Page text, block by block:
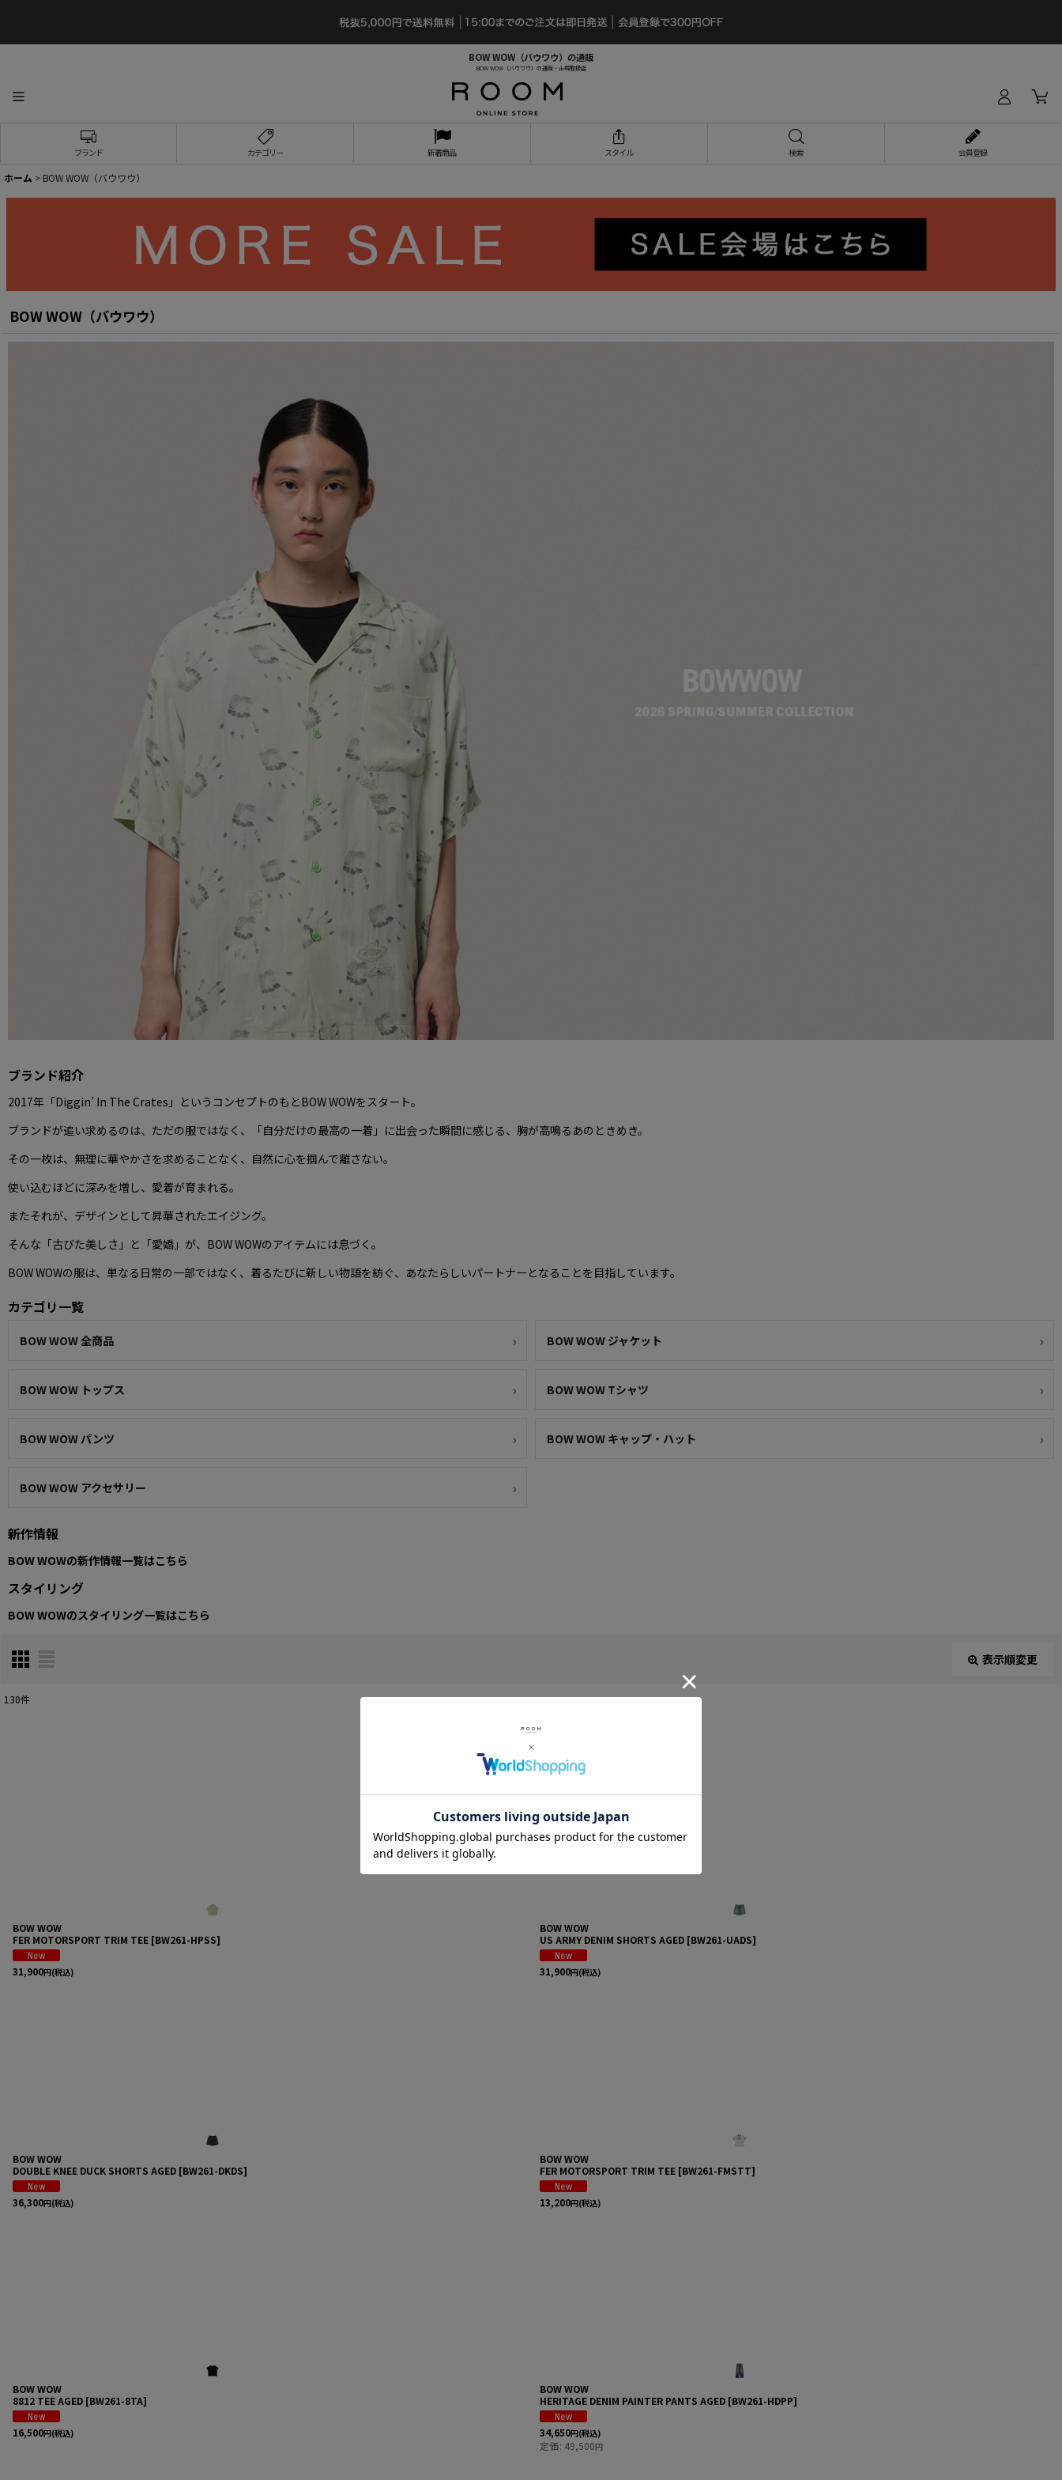
BOW WOW（バウワウ）の通販
BOW WOW（バウワウ）の通販・正規取扱店
ブランド カテゴリー 新着商品 スタイル 検索 会員登録
ホーム > BOW WOW（バウワウ）
BOW WOW（バウワウ）
ブランド紹介
2017年「Diggin’ In The Crates」というコンセプトのもとBOW WOWをスタート。
ブランドが追い求めるのは、ただの服ではなく、「自分だけの最高の一着」に出会った瞬間に感じる、胸が高鳴るあのときめき。
その一枚は、無理に華やかさを求めることなく、自然に心を掴んで離さない。
使い込むほどに深みを増し、愛着が育まれる。
またそれが、デザインとして昇華されたエイジング。
そんな「古びた美しさ」と「愛嬌」が、BOW WOWのアイテムには息づく。
BOW WOWの服は、単なる日常の一部ではなく、着るたびに新しい物語を紡ぐ、あなたらしいパートナーとなることを目指しています。
カテゴリ一覧
BOW WOW 全商品 BOW WOW ジャケット
BOW WOW トップス BOW WOW Tシャツ
BOW WOW パンツ BOW WOW キャップ・ハット
BOW WOW アクセサリー
新作情報
BOW WOWの新作情報一覧はこちら
スタイリング
BOW WOWのスタイリング一覧はこちら
表示順変更
閉じる
130件
BOW WOW
FER MOTORSPORT TRIM TEE [BW261-HPSS]
31,900円(税込)
BOW WOW
US ARMY DENIM SHORTS AGED [BW261-UADS]
31,900円(税込)
BOW WOW
DOUBLE KNEE DUCK SHORTS AGED [BW261-DKDS]
36,300円(税込)
BOW WOW
FER MOTORSPORT TRIM TEE [BW261-FMSTT]
13,200円(税込)
BOW WOW
8812 TEE AGED [BW261-8TA]
16,500円(税込)
BOW WOW
HERITAGE DENIM PAINTER PANTS AGED [BW261-HDPP]
34,650円(税込)
定価: 49,500円